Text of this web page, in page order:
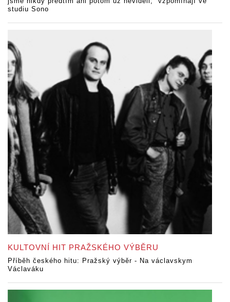
studiu Sono
KULTOVNÍ HIT PRAŽSKÉHO VÝBĚRU
Příběh českého hitu: Pražský výběr - Na václavskym
Václaváku